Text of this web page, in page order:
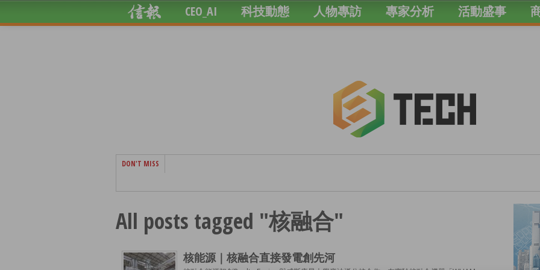
CEO_AI 科技動態 人物專訪 專家分析 活動盛事
DON'T MISS
All posts tagged "核融合"
核能源｜核融合直接發電創先河